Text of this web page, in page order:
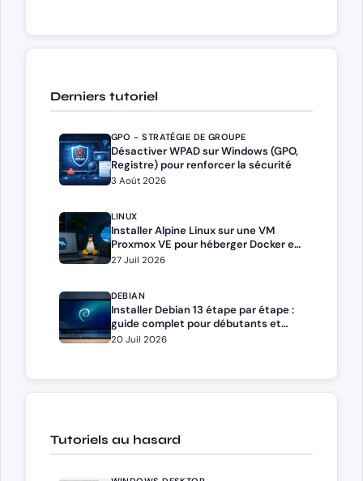
Derniers tutoriel
GPO - STRATÉGIE DE GROUPE
Désactiver WPAD sur Windows (GPO,
Registre) pour renforcer la sécurité
3 Août 2026
LINUX
Installer Alpine Linux sur une VM
Proxmox VE pour héberger Docker et
Docker Compose
27 Juil 2026
DEBIAN
Installer Debian 13 étape par étape :
guide complet pour débutants et
administrateurs
20 Juil 2026
Tutoriels au hasard